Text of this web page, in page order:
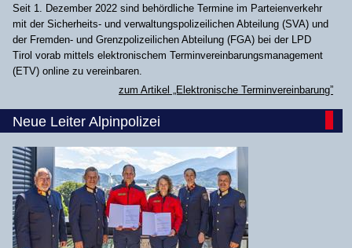
Seit 1. Dezember 2022 sind behördliche Termine im Parteienverkehr
mit der Sicherheits- und verwaltungspolizeilichen Abteilung (SVA) und
der Fremden- und Grenzpolizeilichen Abteilung (FGA) bei der LPD
Tirol vorab mittels elektronischem Terminvereinbarungsmanagement
(ETV) online zu vereinbaren.
zum Artikel „Elektronische Terminvereinbarung”
Neue Leiter Alpinpolizei